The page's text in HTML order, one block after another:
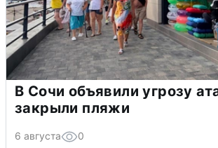
В Сочи объявили угрозу
закрыли пляжи
6 августа 0